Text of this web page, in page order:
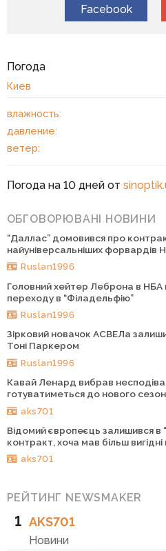
Facebook
Погода
Киев
влажность:
давление:
ветер:
Погода на 10 дней от
ОБГОВОРЮВАНІ НОВИНИ
“Даллас” домовився про
найуніверсальніших форвардів
Ruslan1996
Головний хейтер Леброна в НБА
переходу в “Філадельфію”
Ruslan1996
Зірковий новачок АСВЕЛа
Тоні Паркером
Ruslan1996
Кавай Ленард вибрав
готуватиметься до нового
aks701
Відомий європеєць залишився в
контракт, хоча мав більш вигідні
aks701
РЕЙТИНГ NEWSMAKER
1 AKS701
Новини